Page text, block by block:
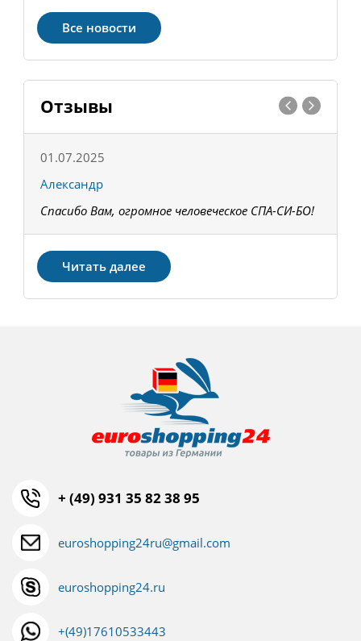
Все новости
Отзывы
01.07.2025
Александр
Спасибо Вам, огромное человеческое СПА-СИ-БО!
Читать далее
+ (49) 931 35 82 38 95
euroshopping24ru@gmail.com
euroshopping24.ru
+(49)17610533443